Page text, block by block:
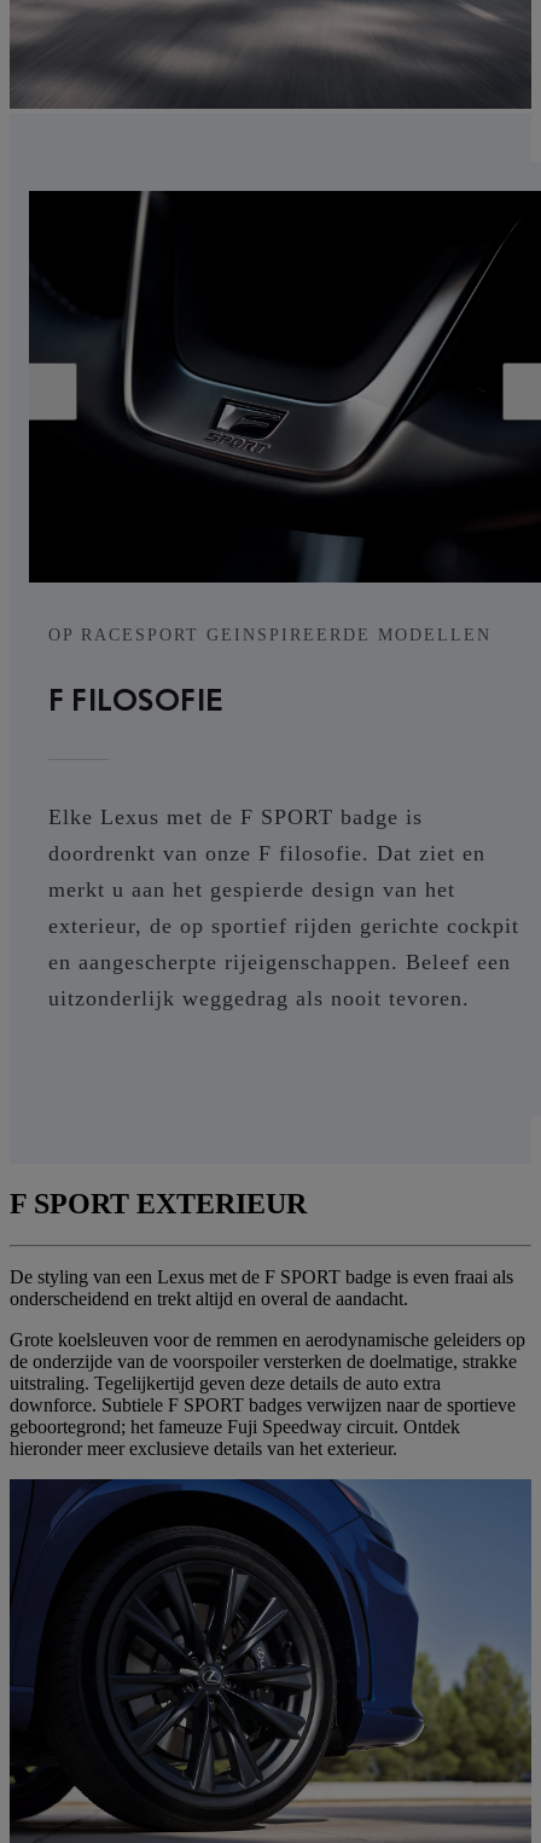
OP RACESPORT GEINSPIREERDE MODELLEN
F FILOSOFIE
Elke Lexus met de F SPORT badge is
doordrenkt van onze F filosofie. Dat ziet en
merkt u aan het gespierde design van het
exterieur, de op sportief rijden gerichte cockpit
en aangescherpte rijeigenschappen. Beleef een
uitzonderlijk weggedrag als nooit tevoren.
F SPORT EXTERIEUR
De styling van een Lexus met de F SPORT badge is even fraai als
onderscheidend en trekt altijd en overal de aandacht.
Grote koelsleuven voor de remmen en aerodynamische geleiders op
de onderzijde van de voorspoiler versterken de doelmatige, strakke
uitstraling. Tegelijkertijd geven deze details de auto extra
downforce. Subtiele F SPORT badges verwijzen naar de sportieve
geboortegrond; het fameuze Fuji Speedway circuit. Ontdek
hieronder meer exclusieve details van het exterieur.